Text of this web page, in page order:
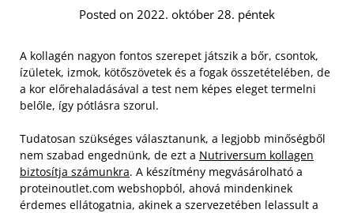
Posted on 2022. október 28. péntek
A kollagén nagyon fontos szerepet játszik a bőr, csontok,
ízületek, izmok, kötőszövetek és a fogak összetételében, de
a kor előrehaladásával a test nem képes eleget termelni
belőle, így pótlásra szorul.
Tudatosan szükséges választanunk, a legjobb minőségből
nem szabad engednünk, de ezt a Nutriversum kollagen
biztosítja számunkra. A készítmény megvásárolható a
proteinoutlet.com webshopból, ahová mindenkinek
érdemes ellátogatnia, akinek a szervezetében lelassult a